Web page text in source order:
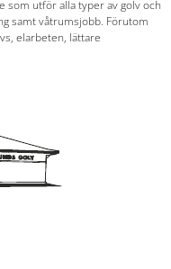
som utför alla typer av golv och
samt våtrumsjobb. Förutom
elarbeten, lättare